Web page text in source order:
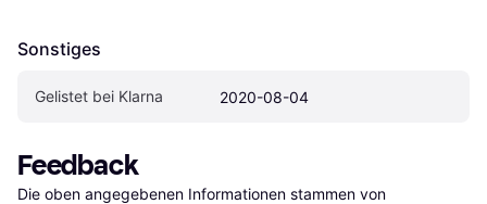
Sonstiges
Gelistet bei Klarna 2020-08-04
Feedback
Die oben angegebenen Informationen stammen von